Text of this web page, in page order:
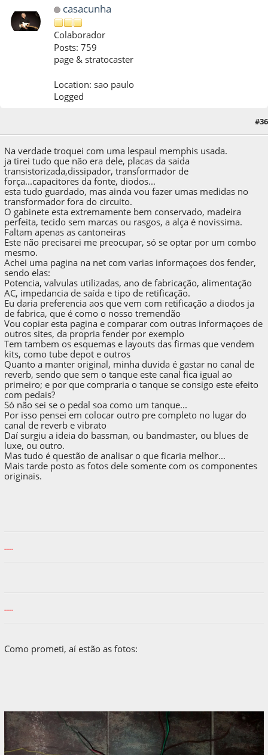
casacunha
Colaborador
Posts: 759
page & stratocaster
Location: sao paulo
Logged
#36
Na verdade troquei com uma lespaul memphis usada.
ja tirei tudo que não era dele, placas da saida
transistorizada,dissipador, transformador de
força...capacitores da fonte, diodos...
esta tudo guardado, mas ainda vou fazer umas medidas no
transformador fora do circuito.
O gabinete esta extremamente bem conservado, madeira
perfeita, tecido sem marcas ou rasgos, a alça é novissima.
Faltam apenas as cantoneiras
Este não precisarei me preocupar, só se optar por um combo
mesmo.
Achei uma pagina na net com varias informaçoes dos fender,
sendo elas:
Potencia, valvulas utilizadas, ano de fabricação, alimentação
AC, impedancia de saída e tipo de retificação.
Eu daria preferencia aos que vem com retificação a diodos ja
de fabrica, que é como o nosso tremendão
Vou copiar esta pagina e comparar com outras informaçoes de
outros sites, da propria fender por exemplo
Tem tambem os esquemas e layouts das firmas que vendem
kits, como tube depot e outros
Quanto a manter original, minha duvida é gastar no canal de
reverb, sendo que sem o tanque este canal fica igual ao
primeiro; e por que compraria o tanque se consigo este efeito
com pedais?
Só não sei se o pedal soa como um tanque...
Por isso pensei em colocar outro pre completo no lugar do
canal de reverb e vibrato
Daí surgiu a ideia do bassman, ou bandmaster, ou blues de
luxe, ou outro.
Mas tudo é questão de analisar o que ficaria melhor...
Mais tarde posto as fotos dele somente com os componentes
originais.
-----
-----
Como prometi, aí estão as fotos: